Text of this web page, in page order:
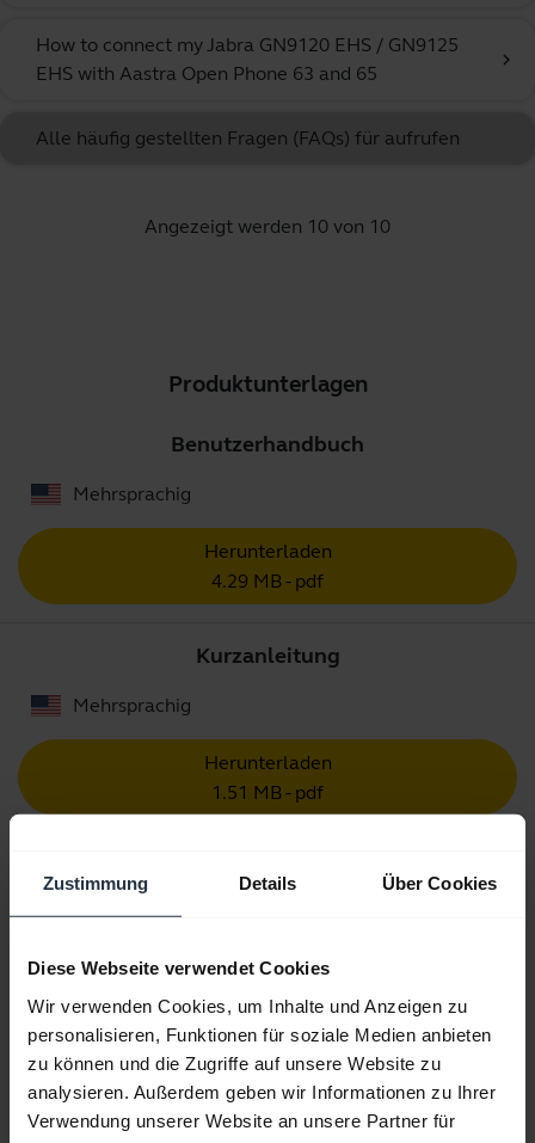
Zustimmung Details Über Cookies
Diese Webseite verwendet Cookies
Wir verwenden Cookies, um Inhalte und Anzeigen zu
personalisieren, Funktionen für soziale Medien anbieten
zu können und die Zugriffe auf unsere Website zu
analysieren. Außerdem geben wir Informationen zu Ihrer
Verwendung unserer Website an unsere Partner für
How to connect my Jabra GN9120 EHS / GN9125
EHS with Aastra Open Phone 63 and 65
chevron_right
Alle häufig gestellten Fragen (FAQs) für aufrufen
Angezeigt werden 10 von 10
Produktunterlagen
Benutzerhandbuch
Mehrsprachig
Herunterladen
4.29 MB - pdf
Kurzanleitung
Mehrsprachig
Herunterladen
1.51 MB - pdf
Alle Dokumente für das Produkt aufrufen